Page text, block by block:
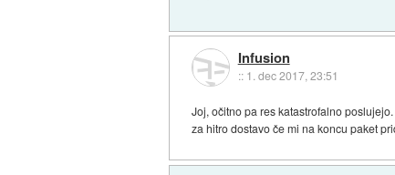
Infusion
:: 1. dec 2017, 23:51
Joj, očitno pa res katastrofalno
za hitro dostavo če mi na koncu paket